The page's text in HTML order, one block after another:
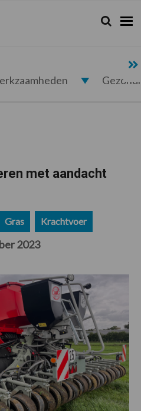
Zoeken...
Zoek
met aandacht
Gras Krachtvoer
2023